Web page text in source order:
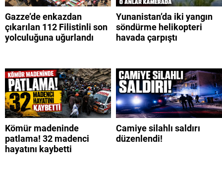
Gazze’de enkazdan
çıkarılan 112 Filistinli son
yolculuğuna uğurlandı
Yunanistan’da iki yangın
söndürme helikopteri
havada çarpıştı
Kömür madeninde
patlama! 32 madenci
hayatını kaybetti
Camiye silahlı saldırı
düzenlendi!